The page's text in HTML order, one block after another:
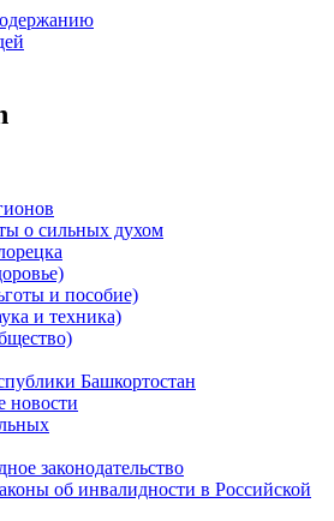
о сильных духом
и пособие)
и техника)
Башкортостан
новости
законодательство
об инвалидности в Российской